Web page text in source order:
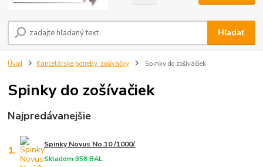
Hľadať
Úvod Kancelárske potreby, zošívačky Spinky do zošívačiek
Spinky do zošívačiek
Najpredávanejšie
1. Spinky Novus No.10 /1000/
Skladom 358 BAL.